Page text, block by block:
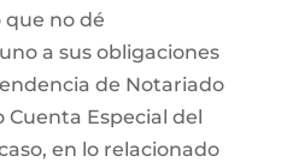
que no dé
a sus obligaciones
de Notariado
Cuenta Especial del
en lo relacionado